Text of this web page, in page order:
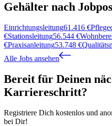
Gehälter nach
Einrichtungsleitung61.416 €
€Stationsleitung56.544 €
€Praxisanleitung53.748 €
Alle Jobs ansehen
Bereit für Deinen
Karriereschritt?
Registriere Dich kostenlos und
bei Dir!